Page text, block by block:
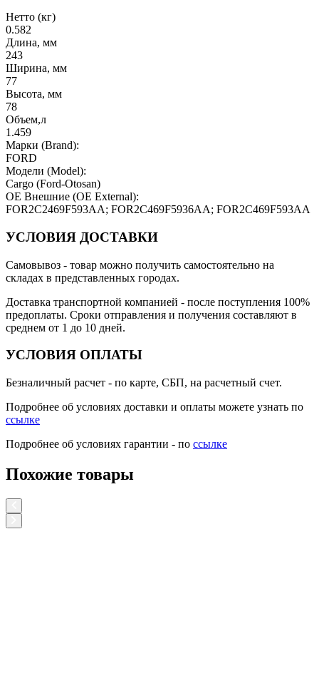
Нетто (кг)
0.582
Длина, мм
243
Ширина, мм
77
Высота, мм
78
Объем,л
1.459
Марки (Brand):
FORD
Модели (Model):
Cargo (Ford-Otosan)
OE Внешние (OE External):
FOR2C2469F593AA; FOR2C469F5936AA; FOR2C469F593AA
УСЛОВИЯ ДОСТАВКИ
Самовывоз - товар можно получить самостоятельно на
складах в представленных городах.
Доставка транспортной компанией - после поступления 100%
предоплаты. Сроки отправления и получения составляют в
среднем от 1 до 10 дней.
УСЛОВИЯ ОПЛАТЫ
Безналичный расчет - по карте, СБП, на расчетный счет.
Подробнее об условиях доставки и оплаты можете узнать по
ссылке
Подробнее об условиях гарантии - по ссылке
Похожие товары